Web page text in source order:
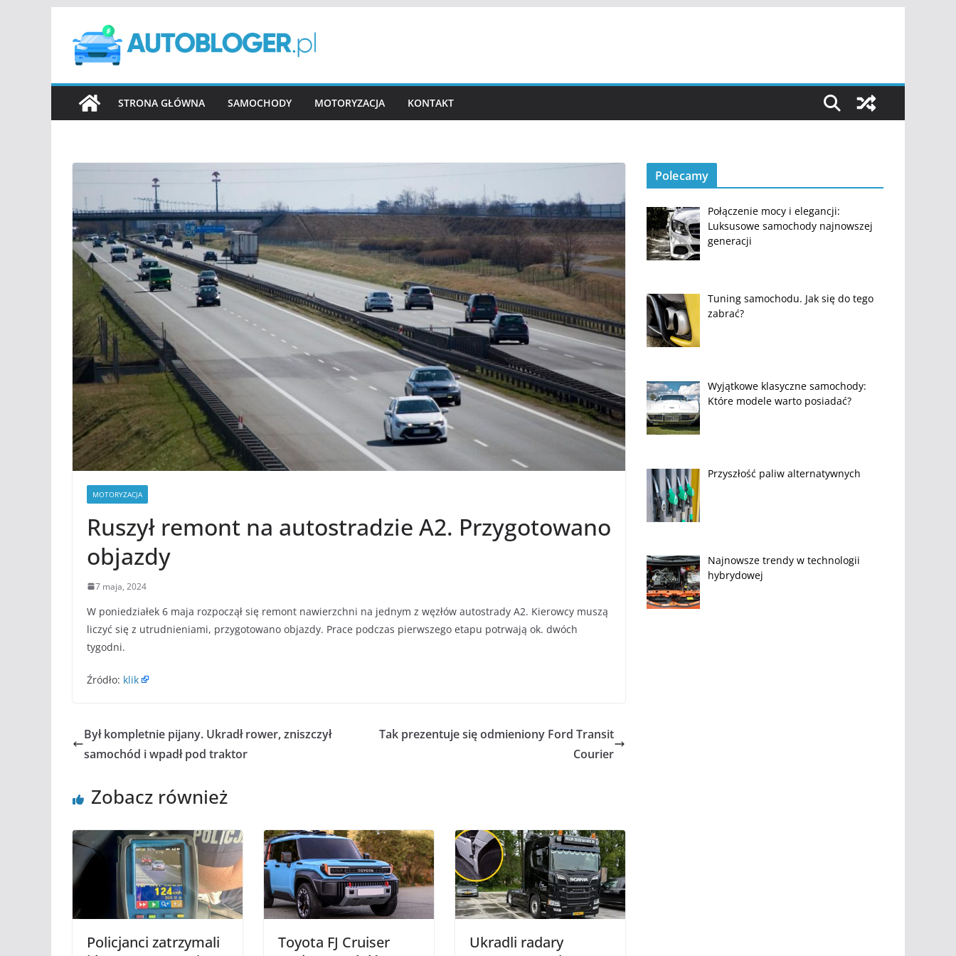
treści
STRONA GŁÓWNA SAMOCHODY MOTORYZACJA KONTAKT
MOTORYZACJA
Ruszył remont na autostradzie A2. Przygotowano
objazdy
7 maja, 2024
W poniedziałek 6 maja rozpoczął się remont nawierzchni na jednym z węzłów autostrady A2. Kierowcy muszą
liczyć się z utrudnieniami, przygotowano objazdy. Prace podczas pierwszego etapu potrwają ok. dwóch
tygodni.
Źródło: klik
Był kompletnie pijany. Ukradł rower, zniszczył
samochód i wpadł pod traktor
Tak prezentuje się odmieniony Ford Transit
Courier
Zobacz również
Policjanci zatrzymali
Toyota FJ Cruiser
Ukradli radary
Polecamy
Połączenie mocy i elegancji:
Luksusowe samochody najnowszej
generacji
Tuning samochodu. Jak się do tego
zabrać?
Wyjątkowe klasyczne samochody:
Które modele warto posiadać?
Przyszłość paliw alternatywnych
Najnowsze trendy w technologii
hybrydowej